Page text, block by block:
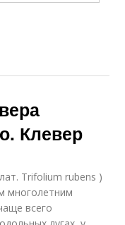
Клевер
Trifolium rubens )
многолетним
всего